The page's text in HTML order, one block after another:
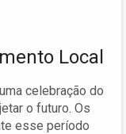
Local
celebração do
o futuro. Os
esse período